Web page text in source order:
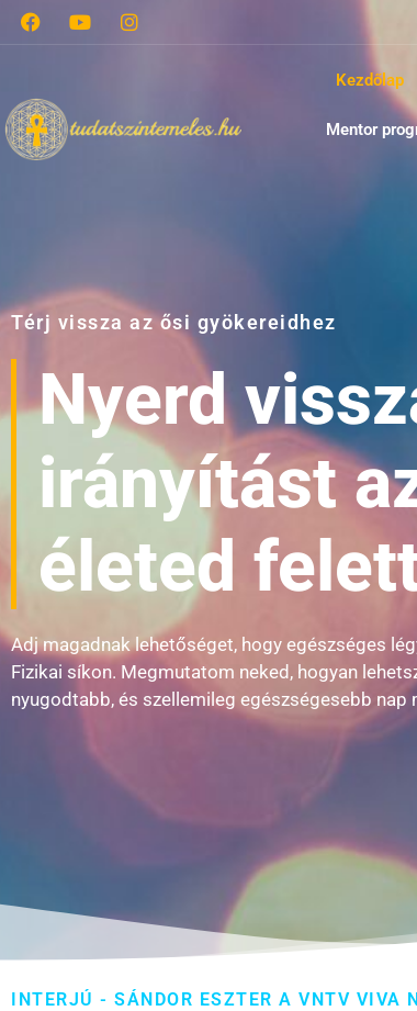
Kezdőlap
Mentor
Térj vissza az ősi gyökereidhez
Nyerd
irányítást
életed
Adj magadnak lehetőséget, hogy egészséges
Fizikai síkon. Megmutatom neked, hogyan
nyugodtabb, és szellemileg egészségesebb nap
INTERJÚ - SÁNDOR ESZTER A VNTV VIVA